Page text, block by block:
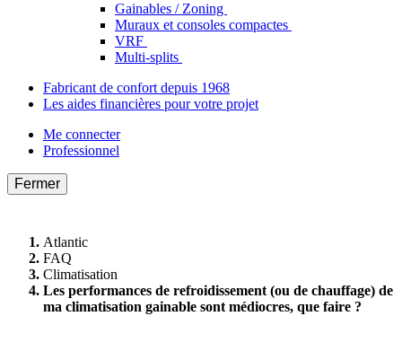
Gainables / Zoning
Muraux et consoles compactes
VRF
Multi-splits
Fabricant de confort depuis 1968
Les aides financières pour votre projet
Me connecter
Professionnel
Fermer
Atlantic
FAQ
Climatisation
Les performances de refroidissement (ou de chauffage) de
ma climatisation gainable sont médiocres, que faire ?